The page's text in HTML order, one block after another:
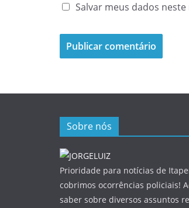
Salvar meus dados
Sobre nós
Prioridade para notícias de
cobrimos ocorrências policiais!
saber sobre diversos assuntos